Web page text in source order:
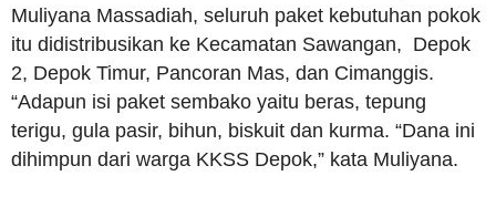
Muliyana Massadiah, seluruh paket kebutuhan pokok
itu didistribusikan ke Kecamatan Sawangan, Depok
2, Depok Timur, Pancoran Mas, dan Cimanggis.
“Adapun isi paket sembako yaitu beras, tepung
terigu, gula pasir, bihun, biskuit dan kurma. “Dana ini
dihimpun dari warga KKSS Depok,” kata Muliyana.